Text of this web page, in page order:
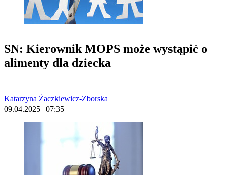
SN: Kierownik MOPS może wystąpić o
alimenty dla dziecka
Katarzyna Żaczkiewicz-Zborska
09.04.2025 | 07:35